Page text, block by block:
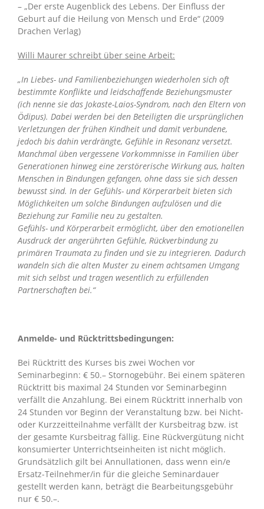
– „Der erste Augenblick des Lebens. Der Einfluss der
Geburt auf die Heilung von Mensch und Erde“ (2009
Drachen Verlag)
Willi Maurer schreibt über seine Arbeit:
„In Liebes- und Familienbeziehungen wiederholen sich oft
bestimmte Konflikte und leidschaffende Beziehungsmuster
(ich nenne sie das Jokaste-Laios-Syndrom, nach den Eltern von
Ödipus). Dabei werden bei den Beteiligten die ursprünglichen
Verletzungen der frühen Kindheit und damit verbundene,
jedoch bis dahin verdrängte, Gefühle in Resonanz versetzt.
Manchmal üben vergessene Vorkommnisse in Familien über
Generationen hinweg eine zerstörerische Wirkung aus, halten
Menschen in Bindungen gefangen, ohne dass sie sich dessen
bewusst sind. In der Gefühls- und Körperarbeit bieten sich
Möglichkeiten um solche Bindungen aufzulösen und die
Beziehung zur Familie neu zu gestalten.
Gefühls- und Körperarbeit ermöglicht, über den emotionellen
Ausdruck der angerührten Gefühle, Rückverbindung zu
primären Traumata zu finden und sie zu integrieren. Dadurch
wandeln sich die alten Muster zu einem achtsamen Umgang
mit sich selbst und tragen wesentlich zu erfüllenden
Partnerschaften bei.“
Anmelde- und Rücktrittsbedingungen:
Bei Rücktritt des Kurses bis zwei Wochen vor
Seminarbeginn: € 50.– Stornogebühr. Bei einem späteren
Rücktritt bis maximal 24 Stunden vor Seminarbeginn
verfällt die Anzahlung. Bei einem Rücktritt innerhalb von
24 Stunden vor Beginn der Veranstaltung bzw. bei Nicht-
oder Kurzzeitteilnahme verfällt der Kursbeitrag bzw. ist
der gesamte Kursbeitrag fällig. Eine Rückvergütung nicht
konsumierter Unterrichtseinheiten ist nicht möglich.
Grundsätzlich gilt bei Annullationen, dass wenn ein/e
Ersatz-Teilnehmer/in für die gleiche Seminardauer
gestellt werden kann, beträgt die Bearbeitungsgebühr
nur € 50.–.